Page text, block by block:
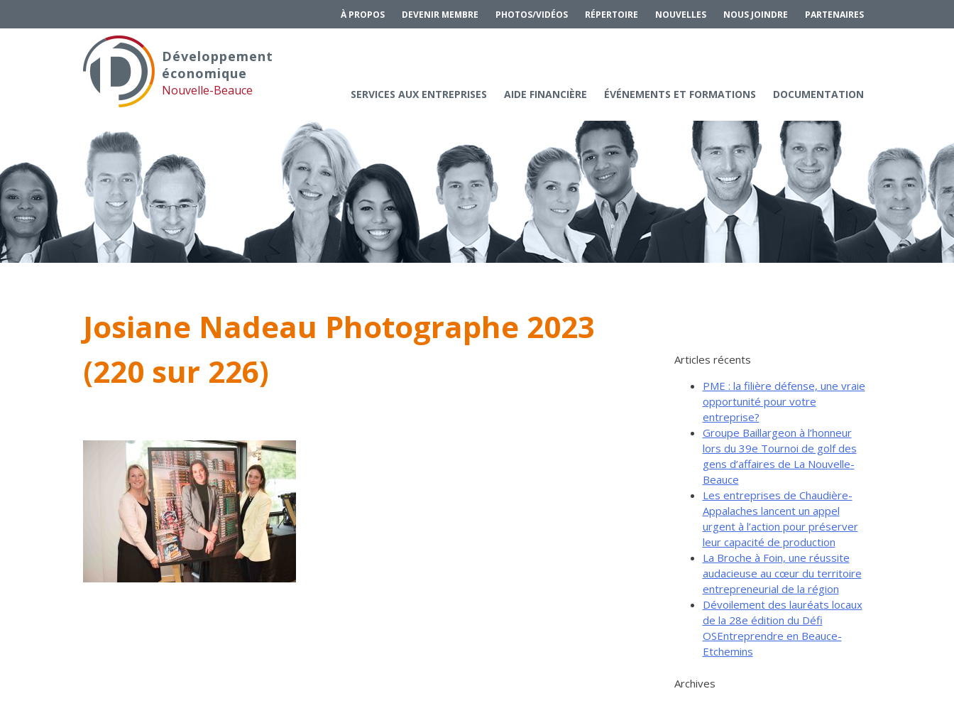
À PROPOS DEVENIR MEMBRE PHOTOS/VIDÉOS RÉPERTOIRE NOUVELLES NOUS JOINDRE PARTENAIRES
Développement
économique
Nouvelle-Beauce SERVICES AUX ENTREPRISES AIDE FINANCIÈRE ÉVÉNEMENTS ET FORMATIONS DOCUMENTATION
Josiane Nadeau Photographe 2023
(220 sur 226)
Articles récents
PME : la filière défense, une vraie
opportunité pour votre
entreprise?
Groupe Baillargeon à l’honneur
lors du 39e Tournoi de golf des
gens d’affaires de La Nouvelle-
Beauce
Les entreprises de Chaudière-
Appalaches lancent un appel
urgent à l’action pour préserver
leur capacité de production
La Broche à Foin, une réussite
audacieuse au cœur du territoire
entrepreneurial de la région
Dévoilement des lauréats locaux
de la 28e édition du Défi
OSEntreprendre en Beauce-
Etchemins
Archives